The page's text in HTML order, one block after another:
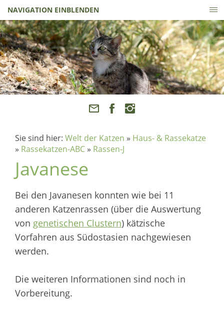
NAVIGATION EINBLENDEN
Sie sind hier: Welt der Katzen » Haus- & Rassekatze
» Rassekatzen-ABC » Rassen-J
Javanese
Bei den Javanesen konnten wie bei 11
anderen Katzenrassen (über die Auswertung
von genetischen Clustern) kätzische
Vorfahren aus Südostasien nachgewiesen
werden.
Die weiteren Informationen sind noch in
Vorbereitung.